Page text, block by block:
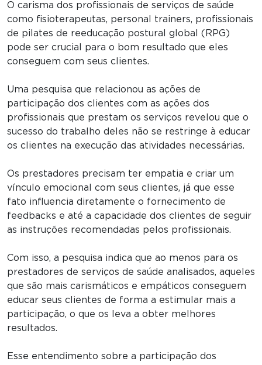
O carisma dos profissionais de serviços de saúde
como fisioterapeutas, personal trainers, profissionais
de pilates de reeducação postural global (RPG)
pode ser crucial para o bom resultado que eles
conseguem com seus clientes.
Uma pesquisa que relacionou as ações de
participação dos clientes com as ações dos
profissionais que prestam os serviços revelou que o
sucesso do trabalho deles não se restringe à educar
os clientes na execução das atividades necessárias.
Os prestadores precisam ter empatia e criar um
vínculo emocional com seus clientes, já que esse
fato influencia diretamente o fornecimento de
feedbacks e até a capacidade dos clientes de seguir
as instruções recomendadas pelos profissionais.
Com isso, a pesquisa indica que ao menos para os
prestadores de serviços de saúde analisados, aqueles
que são mais carismáticos e empáticos conseguem
educar seus clientes de forma a estimular mais a
participação, o que os leva a obter melhores
resultados.
Esse entendimento sobre a participação dos